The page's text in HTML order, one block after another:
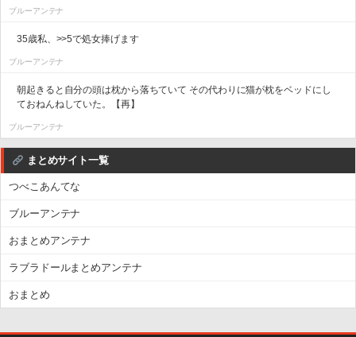
ブルーアンテナ
35歳私、>>5で処女捧げます
ブルーアンテナ
朝起きると自分の頭は枕から落ちていて その代わりに猫が枕をベッドにし
ておねんねしていた。【再】
ブルーアンテナ
まとめサイト一覧
つべこあんてな
ブルーアンテナ
おまとめアンテナ
ラブラドールまとめアンテナ
おまとめ